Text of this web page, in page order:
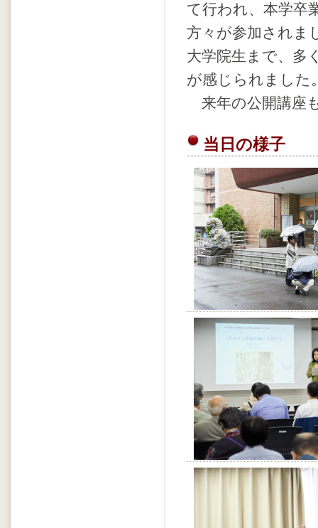
て行われ、本学卒
方々が参加されま
大学院生まで、多
が感じられました
来年の公開講座
当日の様子